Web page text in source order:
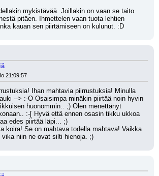
mykistävää. Joillakin on vaan se taito
pitäen. Ihmettelen vaan tuota lehtien
kauan sen piirtämiseen on kulunut. :D
21:09:57
Ihan mahtavia piirrustuksia! Minulla
--> :-O Osaisimpa minäkin piirtää noin hyvin
huonommin.. ;) Olen menettänyt
:-[ Hyvä että ennen osasin tikku ukkoa
edes piirtää läpi... ;)
koira! Se on mahtava todella mahtava! Vaikka
niin ne ovat silti hienoja. ;)